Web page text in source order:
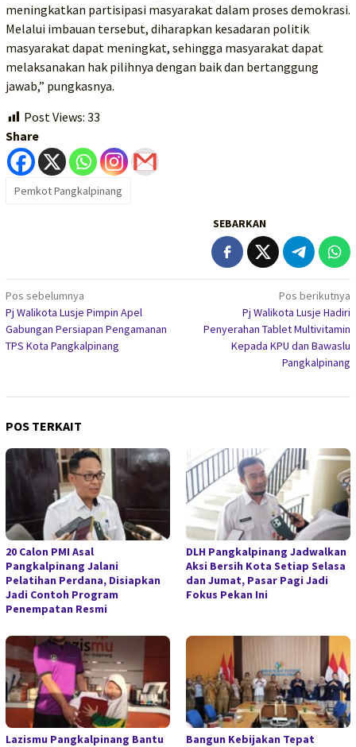
meningkatkan partisipasi masyarakat dalam proses demokrasi.
Melalui imbauan tersebut, diharapkan kesadaran politik
masyarakat dapat meningkat, sehingga masyarakat dapat
melaksanakan hak pilihnya dengan baik dan bertanggung
jawab,” pungkasnya.
Post Views: 33
Share
Pemkot Pangkalpinang
SEBARKAN
Navigasi
pos
Pos sebelumnya
Pj Walikota Lusje Pimpin Apel
Gabungan Persiapan Pengamanan
TPS Kota Pangkalpinang
Pos berikutnya
Pj Walikota Lusje Hadiri
Penyerahan Tablet Multivitamin
Kepada KPU dan Bawaslu
Pangkalpinang
POS TERKAIT
20 Calon PMI Asal
Pangkalpinang Jalani
Pelatihan Perdana, Disiapkan
Jadi Contoh Program
Penempatan Resmi
DLH Pangkalpinang Jadwalkan
Aksi Bersih Kota Setiap Selasa
dan Jumat, Pasar Pagi Jadi
Fokus Pekan Ini
Lazismu Pangkalpinang Bantu
Bangun Kebijakan Tepat